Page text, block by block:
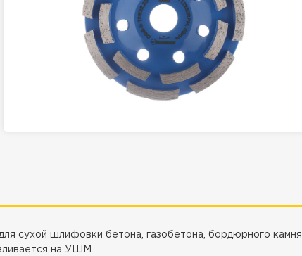
сухой шлифовки бетона, газобетона, бордюрного камня,
на УШМ.